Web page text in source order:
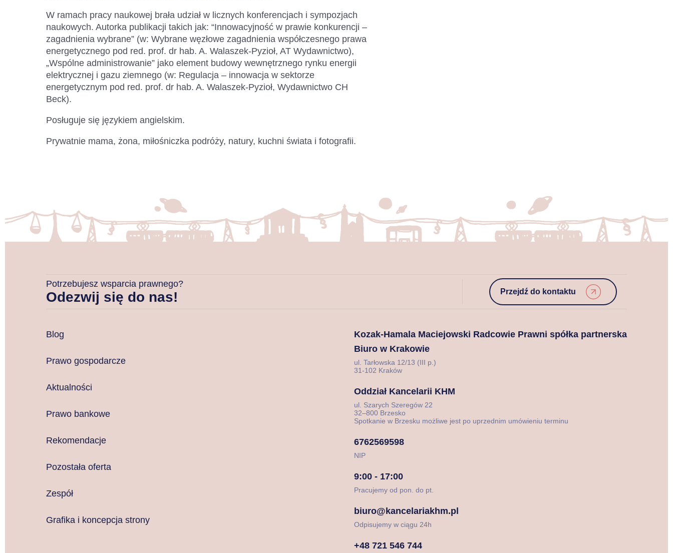
W ramach pracy naukowej brała udział w licznych konferencjach i sympozjach
naukowych. Autorka publikacji takich jak: “Innowacyjność w prawie konkurencji –
zagadnienia wybrane” (w: Wybrane węzłowe zagadnienia współczesnego prawa
energetycznego pod red. prof. dr hab. A. Walaszek-Pyzioł, AT Wydawnictwo),
„Wspólne administrowanie” jako element budowy wewnętrznego rynku energii
elektrycznej i gazu ziemnego (w: Regulacja – innowacja w sektorze
energetycznym pod red. prof. dr hab. A. Walaszek-Pyzioł, Wydawnictwo CH
Beck).
Posługuje się językiem angielskim.
Prywatnie mama, żona, miłośniczka podróży, natury, kuchni świata i fotografii.
Potrzebujesz wsparcia prawnego?
Odezwij się do nas! Przejdź do kontaktu
Blog
Prawo gospodarcze
Aktualności
Prawo bankowe
Rekomendacje
Pozostała oferta
Zespół
Grafika i koncepcja strony
Kozak-Hamala Maciejowski Radcowie Prawni spółka partnerska
Biuro w Krakowie
ul. Tarłowska 12/13 (III p.)
31-102 Kraków
Oddział Kancelarii KHM
ul. Szarych Szeregów 22
32–800 Brzesko
Spotkanie w Brzesku możliwe jest po uprzednim umówieniu terminu
6762569598
NIP
9:00 - 17:00
Pracujemy od pon. do pt.
biuro@kancelariakhm.pl
Odpisujemy w ciągu 24h
+48 721 546 744